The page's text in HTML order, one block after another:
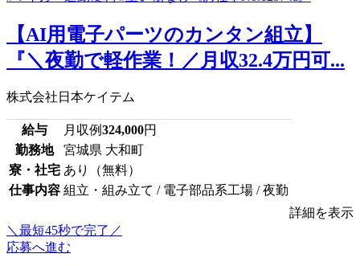
【AI用電子パーツのカンタン組立】
『＼夜勤で軽作業！／月収32.4万円可...
株式会社日本ケイテム
給与 月収例324,000円
勤務地
宮城県 大和町
寮・社宅 あり（無料）
仕事内容 組立・組み立て / 電子部品系工場 / 夜勤
詳細を表示
＼最短45秒で完了／
応募へ進む